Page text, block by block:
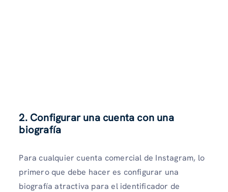
2. Configurar una cuenta con una
biografía
Para cualquier cuenta comercial de Instagram, lo
primero que debe hacer es configurar una
biografía atractiva para el identificador de